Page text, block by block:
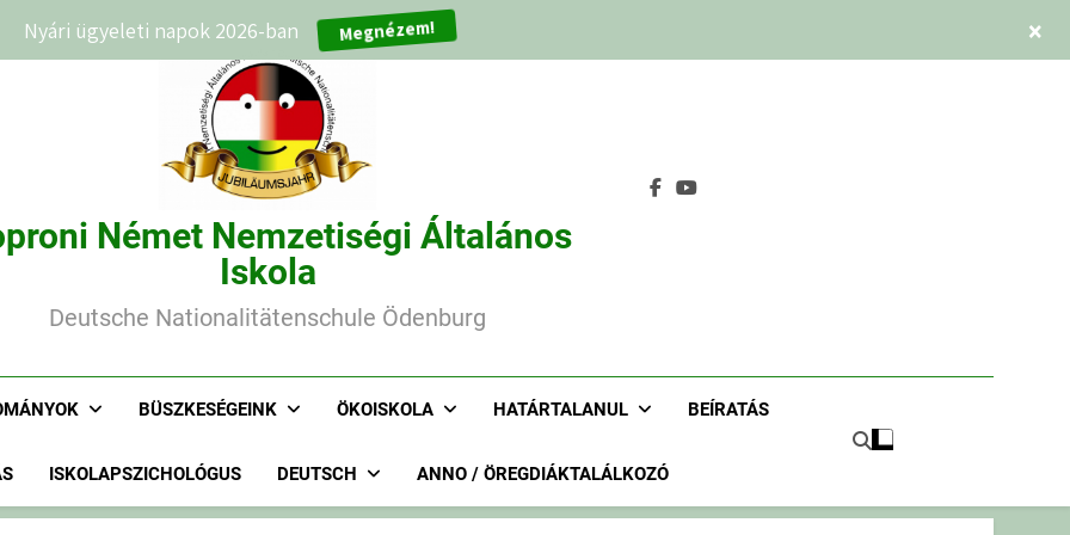
Német Nemzetiségi Általános
Iskola
Deutsche Nationalitätenschule Ödenburg
BÜSZKESÉGEINK ÖKOISKOLA HATÁRTALANUL BEÍRATÁS
ISKOLAPSZICHOLÓGUS DEUTSCH ANNO / ÖREGDIÁKTALÁLKOZÓ
Nyári ügyeleti napok 2026-ban Megnézem! ×